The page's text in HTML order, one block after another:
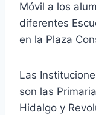
Móvil a los
diferentes
en la Plaza
Las
son las
Hidalgo y